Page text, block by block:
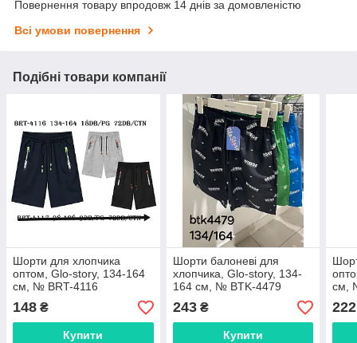
Повернення товару впродовж 14 днів за домовленістю
Всі умови повернення
Подібні товари компанії
Шорти для хлопчика
оптом, Glo-story, 134-164
см, № BRT-4116
148 ₴
Купити
Шорти балоневі для
хлопчика, Glo-story, 134-
164 см, № BTK-4479
243₴
Купити
см,
222